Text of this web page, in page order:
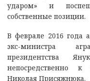
ударом» и
собственные позиции.
В феврале 2016 года
экс-министра
президентства
непосредственно к
Николая Присяжнюка.